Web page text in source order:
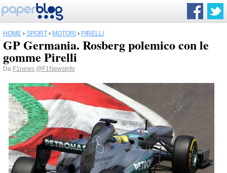
HOME › SPORT › MOTORI › PIRELLI
GP Germania. Rosberg polemico con le
gomme Pirelli
Da F1news @F1Newsinfo